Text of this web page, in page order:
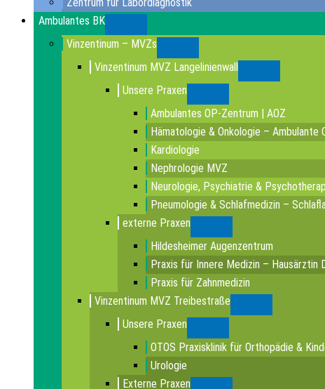
Ambulantes BK
Vinzentinum – MVZs
Vinzentinum MVZ Langelinienwall
Unsere Praxen
Ambulantes OP-Zentrum | AOZ
Hämatologie & Onkologie – Ambulante
Kardiologie
Nephrologie MVZ
Neurologie, Psychiatrie &
Pneumologie & Schlafmedizin –
externe Praxen
Hildesheimer Augenzentrum
Praxis für Innere Medizin – Hausärztin
Praxis für Zahnmedizin
Vinzentinum MVZ Treibestraße
Unsere Praxen
OTOS Praxisklinik für Orthopädie &
Urologie
Externe Praxen